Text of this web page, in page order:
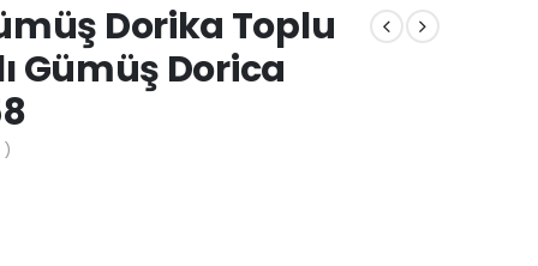
Dorika Toplu
Gümüş Dorica
)